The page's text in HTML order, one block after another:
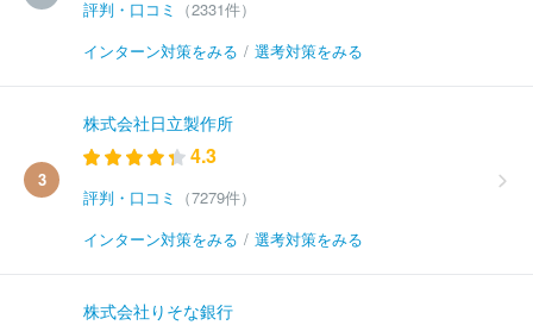
評判・口コミ
（2331件）
インターン対策をみる / 選考対策をみる
3
株式会社日立製作所
4.3
評判・口コミ
（7279件）
インターン対策をみる / 選考対策をみる
株式会社りそな銀行